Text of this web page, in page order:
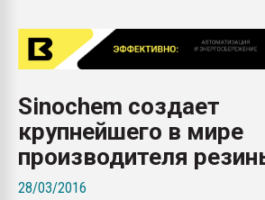
Sinochem создает
крупнейшего в мире
производителя
28/03/2016